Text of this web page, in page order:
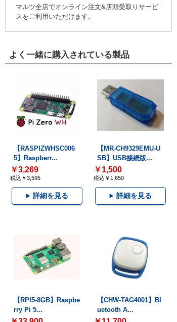
マルツ全店でオンライン注文&店頭受取りサービ
スをご利用いただけます。
よく一緒に購入されている製品
【RASPIZWHSC006
5】Raspberr...
￥3,269
税込￥3,595
詳細を見る
【MR-CH9329EMU-U
SB】USB接続版...
￥1,500
税込￥1,650
詳細を見る
【RPI5-8GB】Raspbe
rry Pi 5...
【CHW-TAG4001】Bl
uetooth A...